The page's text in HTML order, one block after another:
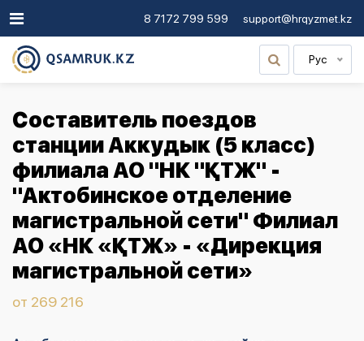
8 7172 799 599 support@hrqyzmet.kz
Рус
Составитель поездов
станции Аккудык (5 класс)
филиала АО "НК "ҚТЖ" -
"Актобинское отделение
магистральной сети" Филиал
АО «НК «ҚТЖ» - «Дирекция
магистральной сети»
от 269 216